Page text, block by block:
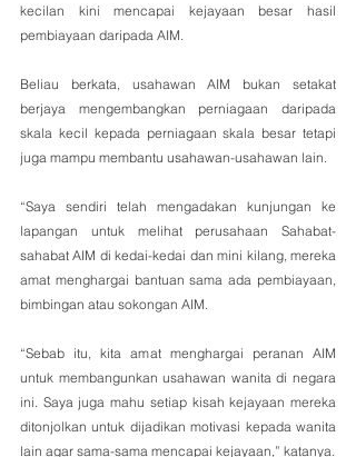
kecilan kini mencapai kejayaan besar hasil
pembiayaan daripada AIM.
Beliau berkata, usahawan AIM bukan setakat
berjaya mengembangkan perniagaan daripada
skala kecil kepada perniagaan skala besar tetapi
juga mampu membantu usahawan-usahawan lain.
“Saya sendiri telah mengadakan kunjungan ke
lapangan untuk melihat perusahaan Sahabat-
sahabat AIM di kedai-kedai dan mini kilang, mereka
amat menghargai bantuan sama ada pembiayaan,
bimbingan atau sokongan AIM.
“Sebab itu, kita amat menghargai peranan AIM
untuk membangunkan usahawan wanita di negara
ini. Saya juga mahu setiap kisah kejayaan mereka
ditonjolkan untuk dijadikan motivasi kepada wanita
lain agar sama-sama mencapai kejayaan,” katanya.